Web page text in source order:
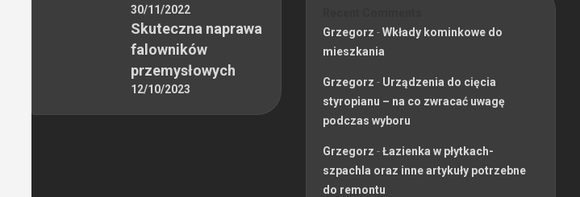
Grzegorz -Wkłady kominkowe do
mieszkania
Grzegorz - Urządzenia do cięcia
styropianu – na co zwracać uwagę
podczas wyboru
Grzegorz -Łazienka w płytkach-
szpachla oraz inne artykuły potrzebne
do remontu
30/11/2022
Skuteczna naprawa
falowników
przemysłowych
12/10/2023